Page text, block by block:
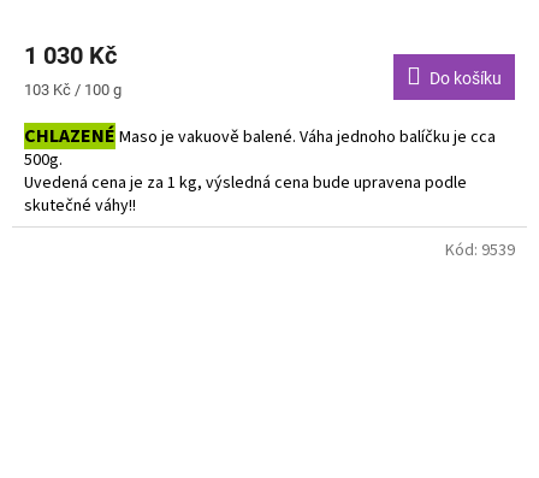
1 030 Kč
Měrná
103 Kč / 100 g
Do košíku
CHLAZENÉ Maso je vakuově balené. Váha jednoho balíčku je cca
500g.
Uvedená cena je za 1 kg, výsledná cena bude upravena podle
skutečné váhy!!
Do košíku vkládejte počet balení.
Kód: 9539